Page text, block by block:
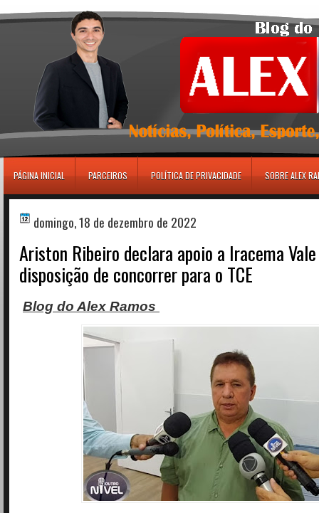
PÁGINA INICIAL PARCEIROS POLÍTICA DE PRIVACIDADE SOBRE ALEX
domingo, 18 de dezembro de 2022
Ariston Ribeiro declara apoio a Iracema
disposição de concorrer para o TCE
Blog do Alex Ramos